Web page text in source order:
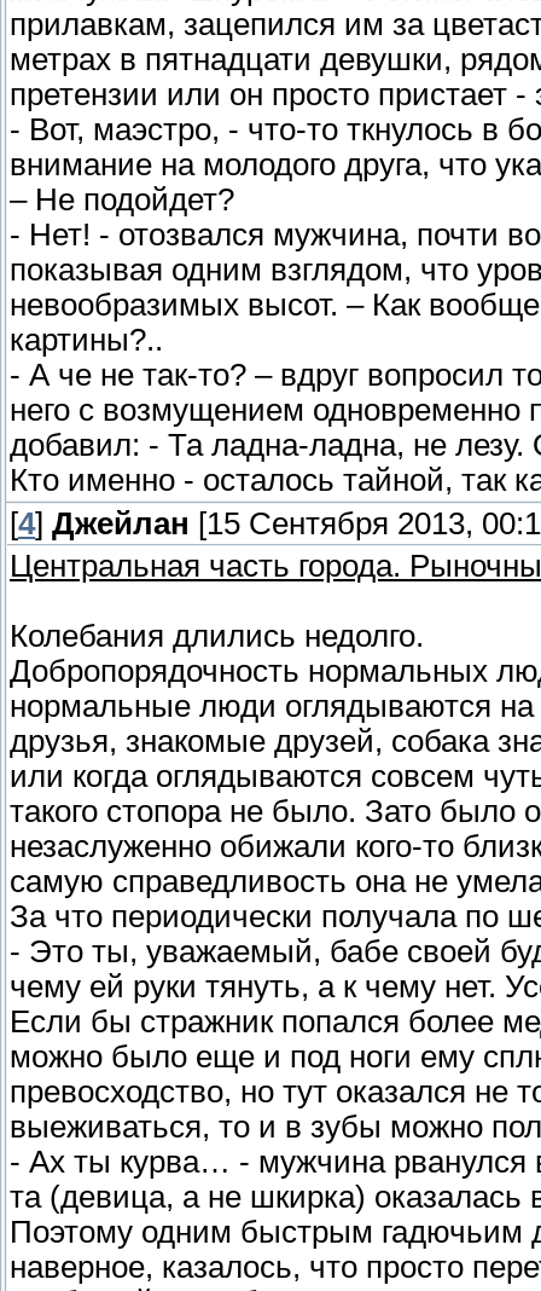
прилавкам, зацепился им за
метрах в пятнадцати девушки,
претензии или он просто пристает -
- Вот, маэстро, - что-то ткнулось в
внимание на молодого друга, что
– Не подойдет?
- Нет! - отозвался мужчина, почти
показывая одним взглядом, что
невообразимых высот. – Как
картины?..
- А че не так-то? – вдруг вопросил
него с возмущением одновременно
добавил: - Та ладна-ладна, не
Кто именно - осталось тайной, так
[4] Джейлан [15 Сентября 2013,
Центральная часть города.
Колебания длились недолго.
Добропорядочность нормальных
нормальные люди оглядываются на
друзья, знакомые друзей, собака
или когда оглядываются совсем
такого стопора не было. Зато было
незаслуженно обижали кого-то
самую справедливость она не
За что периодически получала по
- Это ты, уважаемый, бабе своей
чему ей руки тянуть, а к чему нет.
Если бы стражник попался более
можно было еще и под ноги ему
превосходство, но тут оказался не
выеживаться, то и в зубы можно
- Ах ты курва… - мужчина рванулся
та (девица, а не шкирка) оказалась
Поэтому одним быстрым гадючьим
наверное, казалось, что просто